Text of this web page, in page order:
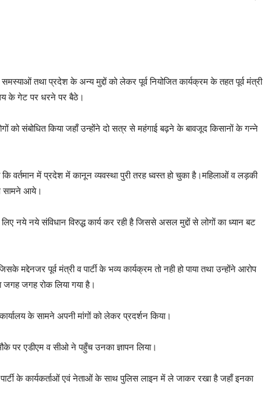
तथा प्रदेश के अन्य मुद्दों को लेकर पूर्व नियोजित कार्यक्रम के तहत पूर्व मंत्री
के गेट पर धरने पर बैठे।
को संबोधित किया जहाँ उन्होंने दो सत्र से महंगाई बढ़ने के बावजूद किसानों के गन्ने
वर्तमान में प्रदेश में कानून व्यवस्था पुरी तरह ध्वस्त हो चुका है।महिलाओं व लड़की
सामने आये।
नये नये संविधान विरुद्ध कार्य कर रही है जिससे असल मुद्दों से लोगों का ध्यान बट
मद्देनजर पूर्व मंत्री व पार्टी के भव्य कार्यक्रम तो नही हो पाया तथा उन्होंने आरोप
जगह जगह रोक लिया गया है।
के सामने अपनी मांगों को लेकर प्रदर्शन किया।
पर एडीएम व सीओ ने पहुँच उनका ज्ञापन लिया।
के कार्यकर्ताओं एवं नेताओं के साथ पुलिस लाइन में ले जाकर रखा है जहाँ इनका